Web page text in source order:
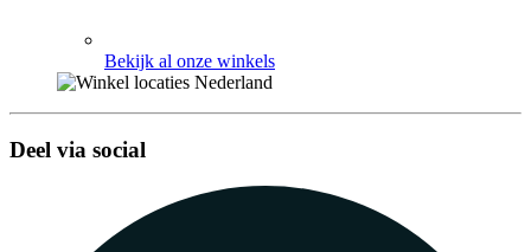
Bekijk al onze winkels
Deel via social